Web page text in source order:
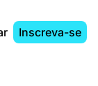
Inscreva-se